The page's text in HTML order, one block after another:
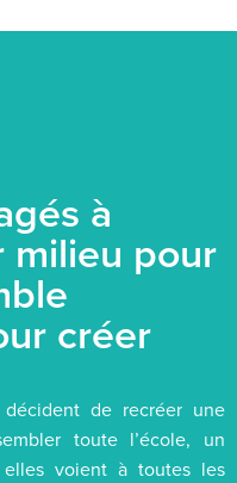
à
milieu pour
créer
de recréer une
toute l’école, un
elles voient à toutes les